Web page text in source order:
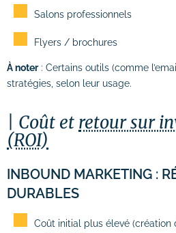
Salons professionnels
Flyers / brochures
À noter: Certains outils (comme
stratégies, selon leur usage.
Coût et retour sur
(ROI)
INBOUND MARKETING :
DURABLES
Coût initial plus élevé (création